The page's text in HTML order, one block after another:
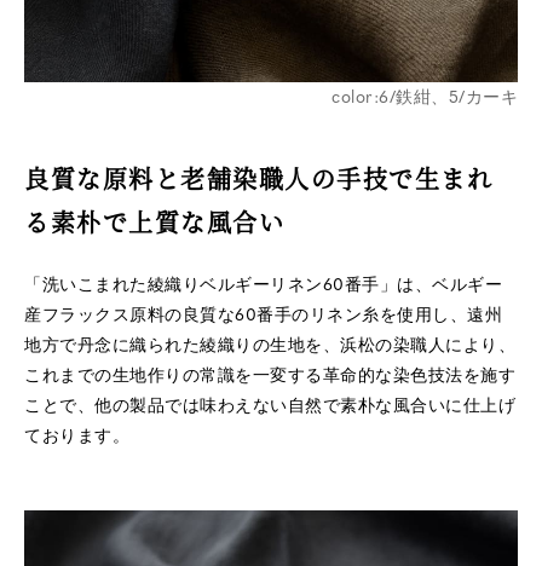
※詳しくはこちら
※詳しくはこちら
color:6/鉄紺、5/カーキ
良質な原料と老舗染職人の手技で生まれ
る素朴で上質な風合い
「洗いこまれた綾織りベルギーリネン60番手」は、ベルギー
産フラックス原料の良質な60番手のリネン糸を使用し、遠州
地方で丹念に織られた綾織りの生地を、浜松の染職人により、
これまでの生地作りの常識を一変する革命的な染色技法を施す
ことで、他の製品では味わえない自然で素朴な風合いに仕上げ
ております。